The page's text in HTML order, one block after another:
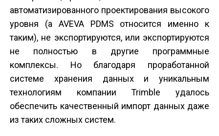
автоматизированного проектирования высокого
уровня (а AVEVA PDMS относится именно к
таким), не экспортируются, или экспортируются
не полностью в другие программные
комплексы. Но благодаря проработанной
системе хранения данных и уникальным
технологиям компании Trimble удалось
обеспечить качественный импорт данных даже
из таких сложных систем.